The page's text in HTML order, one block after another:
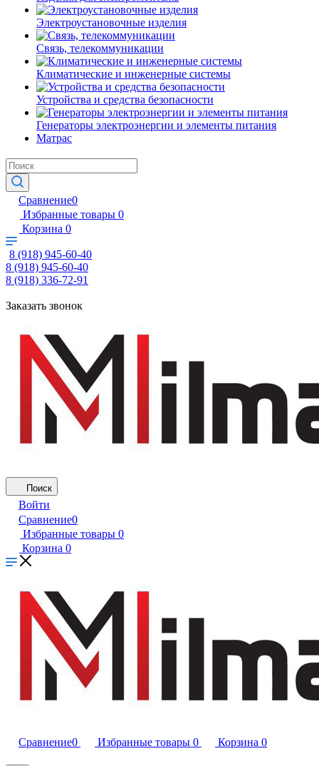
Электроустановочные изделия
Связь, телекоммуникации
Климатические и инженерные системы
Устройства и средства безопасности
Генераторы электроэнергии и элементы питания
Матрас
Сравнение0
Избранные товары 0
Корзина 0
8 (918) 945-60-40
8 (918) 945-60-40
8 (918) 336-72-91
Заказать звонок
Поиск
Войти
Сравнение0
Избранные товары 0
Корзина 0
Сравнение0 Избранные товары 0 Корзина 0